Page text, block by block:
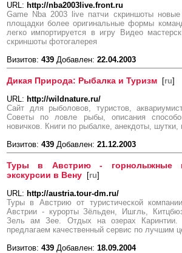
URL: http://nba2003live.front.ru
Game Nba 2003 live патчи скриншоты новые
площадки более оригинальные формы
легко импортируется в игру Видео
скриншоты фотогалерея
Визитов: 439 Добавлен: 22.04.2003
Дикая Природа: Рыбалка и Туризм [ru]
URL: http://wildnature.ru/
Сайт для рыболовов, туристов,
Советы по ловле рыбы, описания
новичков. Книги по рыбалке, анекдоты, шутки,
Визитов: 439 Добавлен: 21.12.2003
Туры в Австрию - горнолыжные
экскурсии в Вену [ru]
URL: http://austria.tour-dm.ru/
Туры в Австрию от туристической
Австрии - курорты Зёльден, Ишгль,
Зель ам Зее. Отдых на озерах
предлагаем качественный сервис по лучшим
Визитов: 439 Добавлен: 18.09.2004